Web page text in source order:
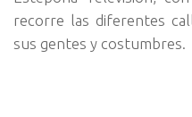
recorre las diferentes
sus gentes y costumbres.